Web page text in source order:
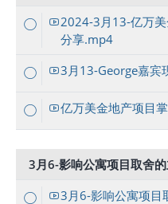
2024-3月13-亿万
分享.mp4
3月13-George嘉宾
亿万美金地产项目
3月6-影响公寓项目取舍
3月6-影响公寓项目